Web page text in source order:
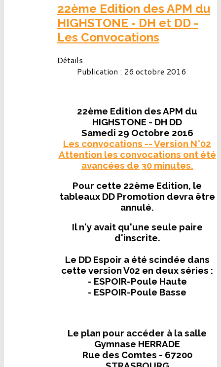
22ème Edition des APM du
HIGHSTONE - DH et DD -
Les Convocations
Détails
Publication : 26 octobre 2016
22ème Edition des APM du
HIGHSTONE - DH DD
Samedi 29 Octobre 2016
Les convocations -- Version N°02
Attention les convocations ont été
avancées de 30 minutes.
Pour cette 22ème Edition, le
tableaux DD Promotion devra être
annulé.
Il n'y avait qu'une seule paire
d'inscrite.
Le DD Espoir a été scindée dans
cette version V02 en deux séries :
- ESPOIR-Poule Haute
- ESPOIR-Poule Basse
Le plan pour accéder à la salle
Gymnase HERRADE
Rue des Comtes - 67200